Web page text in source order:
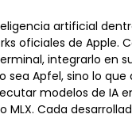
artificial
oficiales de Apple.
integrarlo en
Apfel, sino lo
modelos de IA
Cada